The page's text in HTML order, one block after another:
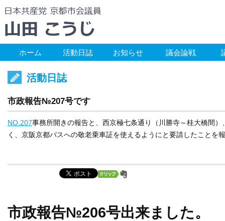
ホーム 活動日誌 お知らせ 議会論戦
活動日誌
市政報告№207号です
NO.207事務所開きの報告と、西京極七条通り（川勝寺～桂大橋間
く、京阪京都バスへの敬老乗車証を使えるようにと要請したことを
市政報告№206号出来ました。